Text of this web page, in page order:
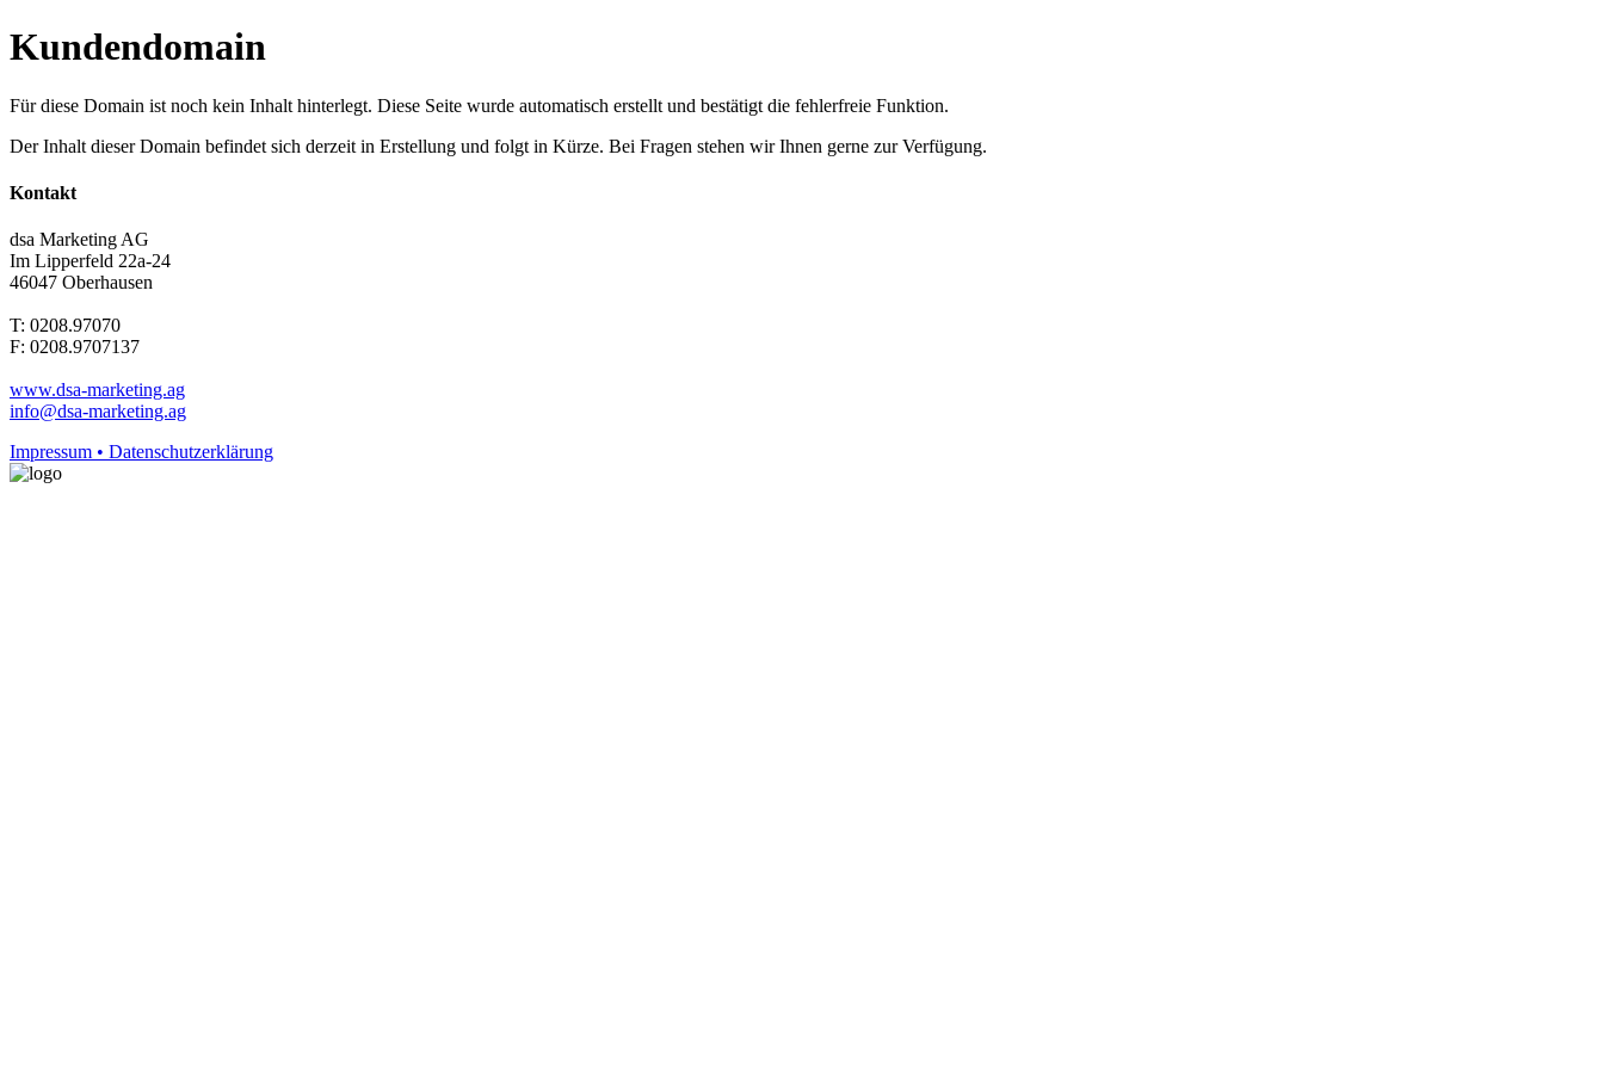
Kundendomain
Für diese Domain ist noch kein Inhalt hinterlegt. Diese Seite wurde automatisch erstellt und bestätigt die fehlerfreie Funktion.
Der Inhalt dieser Domain befindet sich derzeit in Erstellung und folgt in Kürze. Bei Fragen stehen wir Ihnen gerne zur Verfügung.
Kontakt
dsa Marketing AG
Im Lipperfeld 22a-24
46047 Oberhausen
T: 0208.97070
F: 0208.9707137
www.dsa-marketing.ag
info@dsa-marketing.ag
Impressum • Datenschutzerklärung